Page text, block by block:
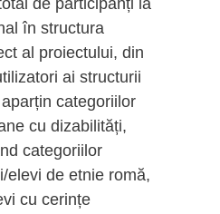
de participanți la
în structura
al proiectului, din
ai structurii
categoriilor
cu dizabilități,
categoriilor
elevi de etnie romă,
cu cerințe